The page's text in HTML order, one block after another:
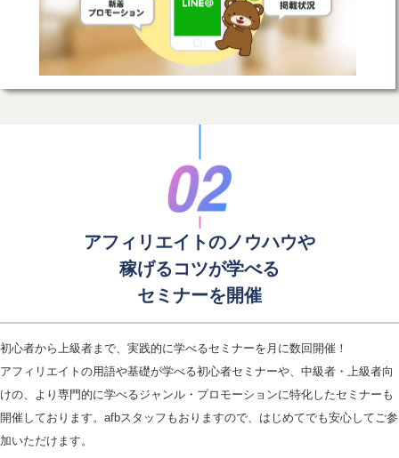
アフィリエイトのノウハウや
稼げるコツが学べる
セミナーを開催
初心者から上級者まで、実践的に学べるセミナーを月に数回開催！
アフィリエイトの用語や基礎が学べる初心者セミナーや、中級者・上級者向
けの、より専門的に学べるジャンル・プロモーションに特化したセミナーも
開催しております。afbスタッフもおりますので、はじめてでも安心してご参
加いただけます。